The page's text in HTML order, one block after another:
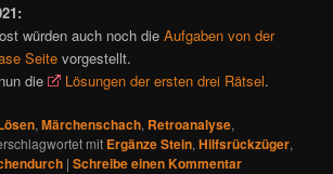
würden auch noch dieAufgaben von der
Seite vorgestellt.
die
Lösungen der ersten drei Rätsel.
,Märchenschach, Retroanalyse,
mit Ergänze Stein,Hilfsrückzüger,
|Schreibe einen Kommentar